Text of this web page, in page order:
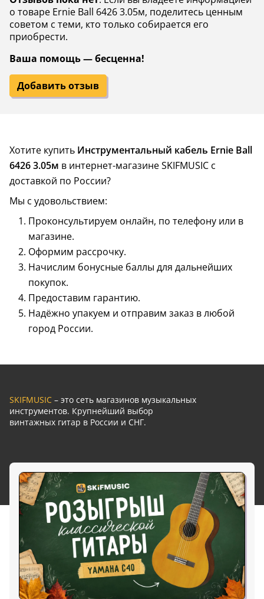
о товаре Ernie Ball 6426 3.05м, поделитесь ценным
советом с теми, кто только собирается его
приобрести.
Ваша помощь — бесценна!
Добавить отзыв
Хотите купить Инструментальный кабель Ernie Ball
6426 3.05м в интернет-магазине SKIFMUSIC с
доставкой по России?
Мы с удовольствием:
Проконсультируем онлайн, по телефону или в
магазине.
Оформим рассрочку.
Начислим бонусные баллы для дальнейших
покупок.
Предоставим гарантию.
Надёжно упакуем и отправим заказ в любой
город России.
SKIFMUSIC – это сеть магазинов музыкальных
инструментов. Крупнейший выбор
винтажных гитар в России и СНГ.